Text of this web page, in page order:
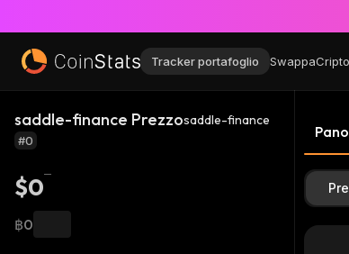
Tracker portafoglio Swappa
saddle-finance Prezzosaddle-finance
#0
$0
฿0